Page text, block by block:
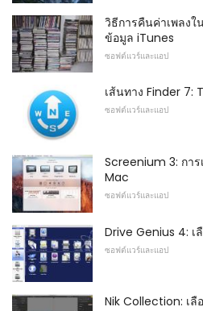
วิธีการคืนค่าเพลงใ
ข้อมูล iTunes
ซอฟต์แวร์และแอป
เส้นทาง Finder 7:
ซอฟต์แวร์และแอป
Screenium 3: กา
Mac
ซอฟต์แวร์และแอป
Drive Genius 4:
ซอฟต์แวร์และแอป
Nik Collection: เ